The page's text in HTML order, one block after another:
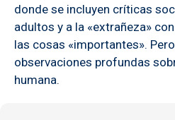
donde se incluyen críticas
adultos y a la «extrañeza»
las cosas «importantes».
observaciones profundas
humana.